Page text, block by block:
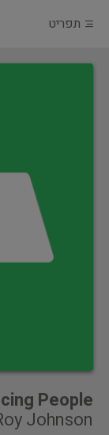
תפריט
People
Johnson